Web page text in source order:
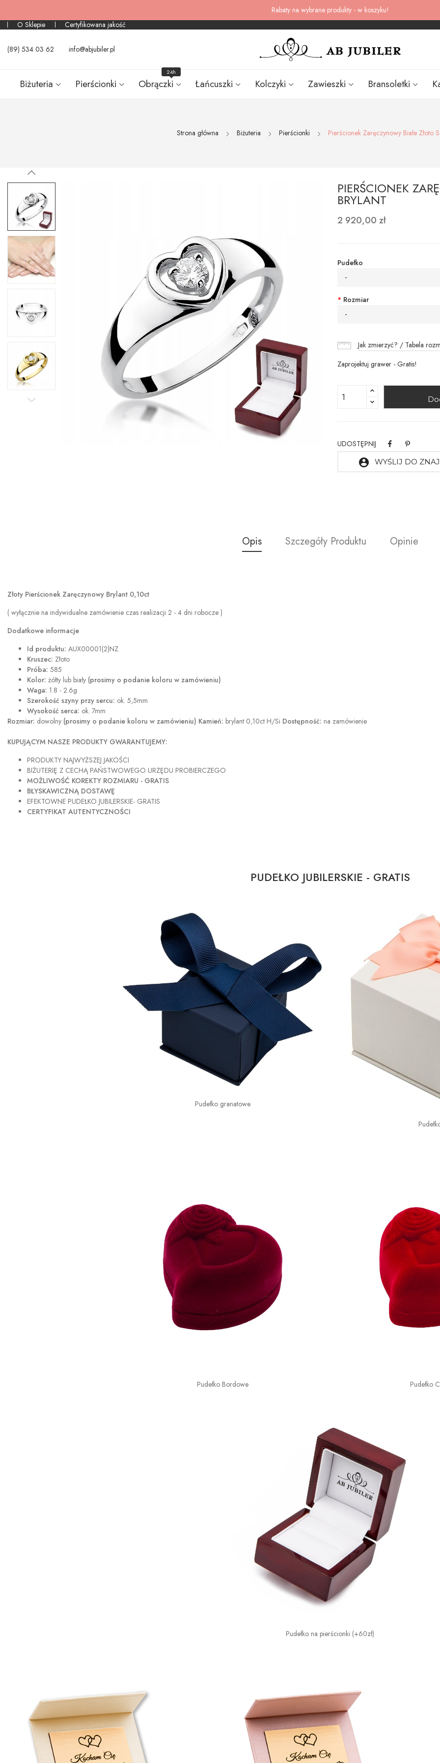
Rabaty na wybrane produkty - w koszyku!
O Sklepie
Certyfikowana jakość
(89) 534 03 62 info@abjubiler.pl
Biżuteria Pierścionki Obrączki
24h
Łańcuszki Kolczyki Zawieszki Bransoletki
Strona główna Biżuteria Pierścionki Pierścionek Zaręczynowy Białe Złoto
PIERŚCIONEK
BRYLANT
2 920,00 zł
Pudełko
-
* Rozmiar
-
Jak zmierzyć? / Tabela
Zaprojektuj grawer - Gratis!
UDOSTĘPNIJ
account_circle WYŚLIJ DO
Opis Szczegóły Produktu Opinie
Złoty Pierścionek Zaręczynowy Brylant 0,10ct
( wyłącznie na indywidualne zamówienie czas realizacji 2 - 4 dni robocze )
Dodatkowe informacje
Id produktu: AUX00001(2)NZ
Kruszec: Złoto
Próba: 585
Kolor: żółty lub biały (prosimy o podanie koloru w zamówieniu)
Waga: 1.8 - 2.6g
Szerokość szyny przy sercu: ok. 5,5mm
Wysokość serca: ok. 7mm
Rozmiar: dowolny (prosimy o podanie koloru w zamówieniu) Kamień: brylant 0,10ct H/Si Dostępność: na zamówienie
KUPUJĄCYM NASZE PRODUKTY GWARANTUJEMY:
PRODUKTY NAJWYŻSZEJ JAKOŚCI
BIŻUTERIĘ Z CECHĄ PAŃSTWOWEGO URZĘDU PROBIERCZEGO
MOŻLIWOŚĆ KOREKTY ROZMIARU - GRATIS
BŁYSKAWICZNĄ DOSTAWĘ
EFEKTOWNE PUDEŁKO JUBILERSKIE- GRATIS
CERTYFIKAT AUTENTYCZNOŚCI
PUDEŁKO JUBILERSKIE - GRATIS
Pudełko granatowe
Pudełko Bordowe Pudełko
Pudełko na pierścionki (+60zł)